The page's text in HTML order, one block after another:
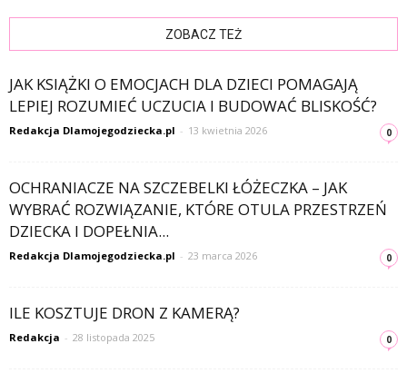
ZOBACZ TEŻ
JAK KSIĄŻKI O EMOCJACH DLA DZIECI POMAGAJĄ
LEPIEJ ROZUMIEĆ UCZUCIA I BUDOWAĆ BLISKOŚĆ?
Redakcja Dlamojegodziecka.pl - 13 kwietnia 2026 0
OCHRANIACZE NA SZCZEBELKI ŁÓŻECZKA – JAK
WYBRAĆ ROZWIĄZANIE, KTÓRE OTULA PRZESTRZEŃ
DZIECKA I DOPEŁNIA...
Redakcja Dlamojegodziecka.pl - 23 marca 2026 0
ILE KOSZTUJE DRON Z KAMERĄ?
Redakcja - 28 listopada 2025 0